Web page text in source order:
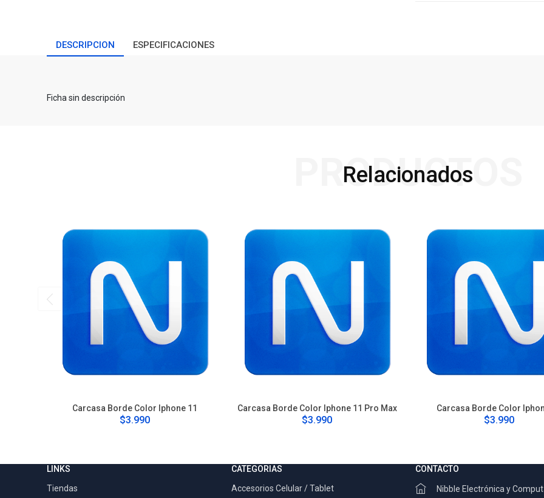
DESCRIPCION ESPECIFICACIONES
Ficha sin descripción
Relacionados
PRODUCTOS
Carcasa Borde Color Iphone 11
$3.990
Carcasa Borde Color Iphone 11 Pro Max
$3.990
Carcasa Borde Color
$3.990
LINKS
Tiendas
CATEGORIAS
Accesorios Celular / Tablet
CONTACTO
Nibble Electrónica y